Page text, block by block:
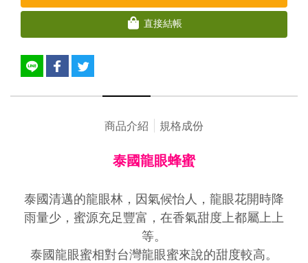
直接結帳
商品介紹 規格成份
泰國龍眼蜂蜜
泰國清邁的龍眼林，因氣候怡人，龍眼花開時降
雨量少，蜜源充足豐富，在香氣甜度上都屬上上
等。
泰國龍眼蜜相對台灣龍眼蜜來說的甜度較高。